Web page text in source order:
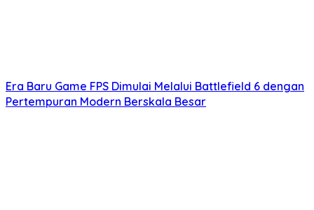
Era Baru Game FPS Dimulai Melalui Battlefield 6 dengan
Pertempuran Modern Berskala Besar